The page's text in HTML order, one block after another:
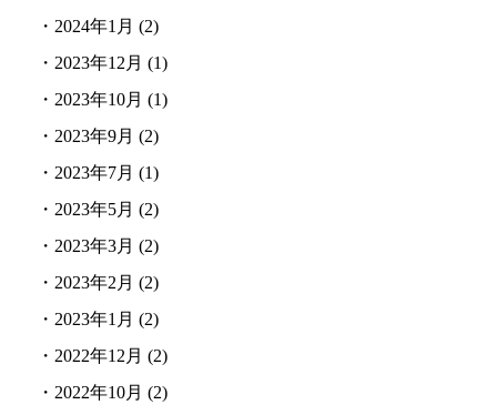
・ 2024年1月 (2)
・ 2023年12月 (1)
・ 2023年10月 (1)
・ 2023年9月 (2)
・ 2023年7月 (1)
・ 2023年5月 (2)
・ 2023年3月 (2)
・ 2023年2月 (2)
・ 2023年1月 (2)
・ 2022年12月 (2)
・ 2022年10月 (2)